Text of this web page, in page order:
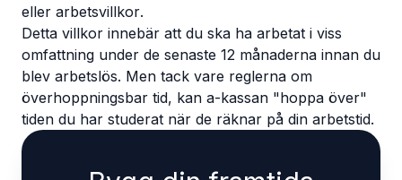
eller arbetsvillkor.
Detta villkor innebär att du ska ha arbetat i viss
omfattning under de senaste 12 månaderna innan du
blev arbetslös. Men tack vare reglerna om
överhoppningsbar tid, kan a-kassan "hoppa över"
tiden du har studerat när de räknar på din arbetstid.